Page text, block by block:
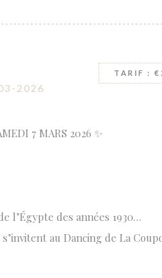
2026
TARIF :
7 MARS 2026 ✨
l’Égypte des années 1930…
au Dancing de La